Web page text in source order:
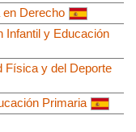
Derecho
Infantil y Educación
Física y del Deporte
Primaria